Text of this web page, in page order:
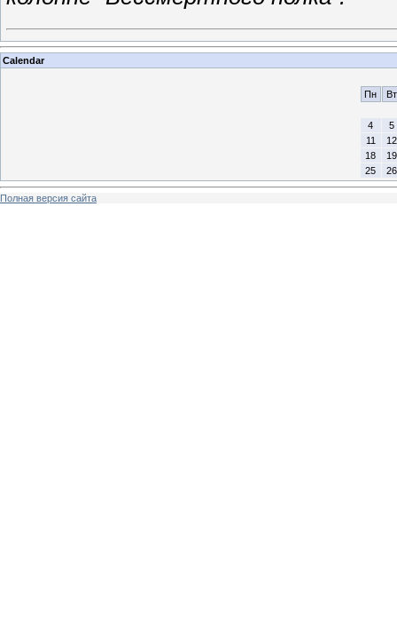
Calendar
Пн Вт
4
5
11
12
18
19
25
26
Полная версия сайта